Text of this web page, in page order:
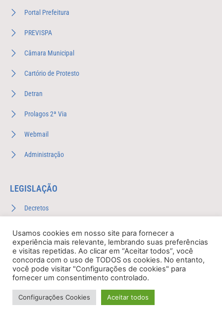
Portal Prefeitura
PREVISPA
Câmara Municipal
Cartório de Protesto
Detran
Prolagos 2ª Via
Webmail
Administração
LEGISLAÇÃO
Decretos
Leis Complementares
Leis Ordinárias
Plano Anual de Fiscalização
Usamos cookies em nosso site para fornecer a
experiência mais relevante, lembrando suas preferências
e visitas repetidas. Ao clicar em “Aceitar todos”, você
concorda com o uso de TODOS os cookies. No entanto,
você pode visitar "Configurações de cookies" para
fornecer um consentimento controlado.
Configurações Cookies Aceitar todos